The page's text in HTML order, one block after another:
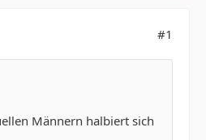
#1
Männern halbiert sich